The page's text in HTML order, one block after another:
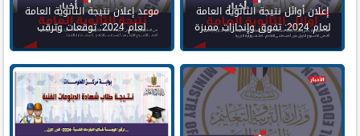
إعلان أوائل نتيجة الثانوية العامة
لعام 2024: تفوق وإنجازات مميزة
موعد إعلان نتيجة الثانوية العامة
لعام 2024: توقعات وترقب